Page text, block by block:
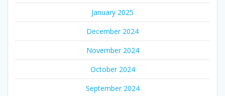
January 2025
December 2024
November 2024
October 2024
September 2024